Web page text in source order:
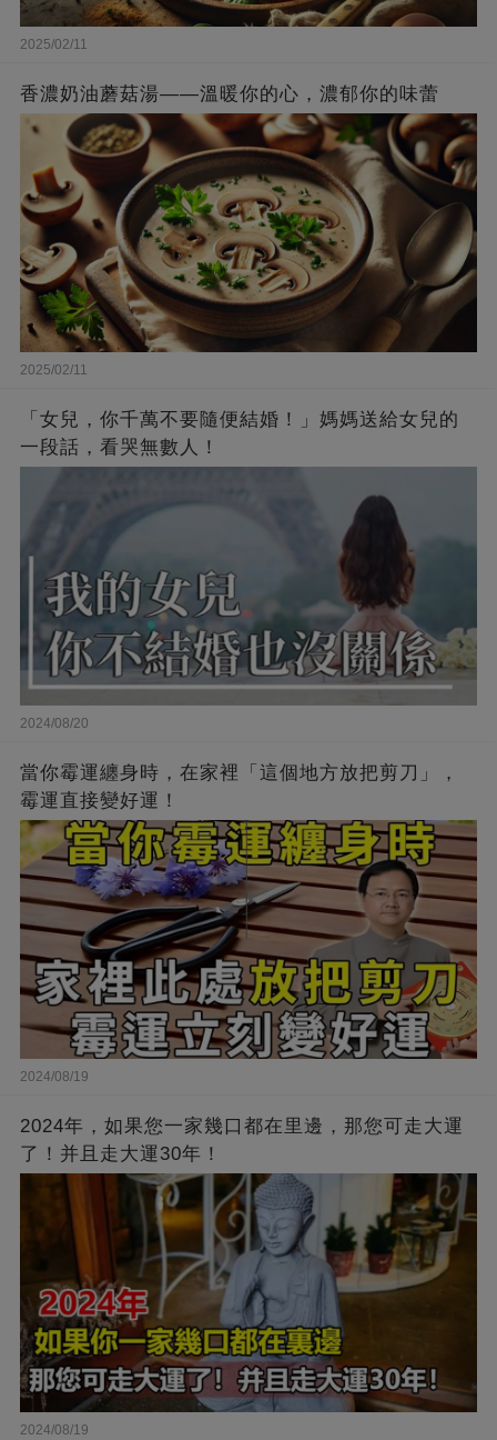
2025/02/11
香濃奶油蘑菇湯——溫暖你的心，濃郁你的味蕾
2025/02/11
「女兒，你千萬不要隨便結婚！」媽媽送給女兒的
一段話，看哭無數人！
2024/08/20
當你霉運纏身時，在家裡「這個地方放把剪刀」，
霉運直接變好運！
2024/08/19
2024年，如果您一家幾口都在里邊，那您可走大運
了！并且走大運30年！
2024/08/19